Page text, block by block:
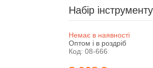
Набір
Немає в наявності
Оптом і в роздріб
Код: 08-666